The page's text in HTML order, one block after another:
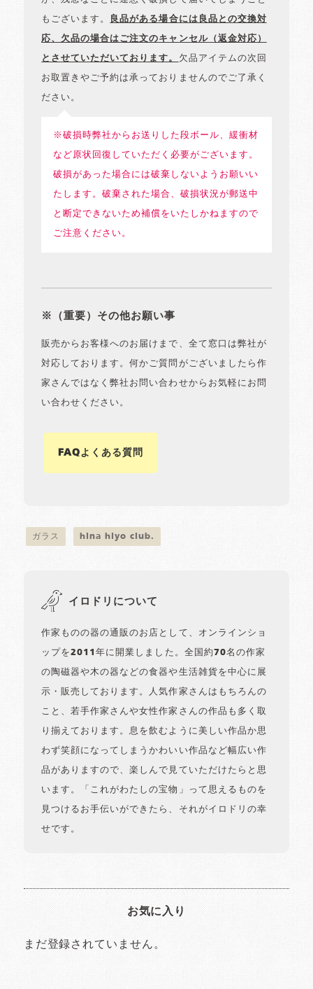
もございます。 良品がある場合には良品との交換対
応、欠品の場合はご注文のキャンセル（返金対応）
とさせていただいております。 欠品アイテムの次回
お取置きやご予約は承っておりませんのでご了承く
ださい。
※破損時弊社からお送りした段ボール、緩衝材
など原状回復していただく必要がございます。
破損があった場合には破棄しないようお願いい
たします。破棄された場合、破損状況が郵送中
と断定できないため補償をいたしかねますので
ご注意ください。
※（重要）その他お願い事
販売からお客様へのお届けまで、全て窓口は弊社が
対応しております。何かご質問がございましたら作
家さんではなく弊社お問い合わせからお気軽にお問
い合わせください。
FAQよくある質問
ガラス hina hiyo club.
イロドリについて
作家ものの器の通販のお店として、オンラインショ
ップを2011年に開業しました。全国約70名の作家
の陶磁器や木の器などの食器や生活雑貨を中心に展
示・販売しております。人気作家さんはもちろんの
こと、若手作家さんや女性作家さんの作品も多く取
り揃えております。息を飲むように美しい作品か思
わず笑顔になってしまうかわいい作品など幅広い作
品がありますので、楽しんで見ていただけたらと思
います。「これがわたしの宝物」って思えるものを
見つけるお手伝いができたら、それがイロドリの幸
せです。
お気に入り
まだ登録されていません。